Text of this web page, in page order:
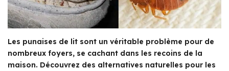
Les punaises de lit sont un véritable problème pour de
nombreux foyers, se cachant dans les recoins de la
maison. Découvrez des alternatives naturelles pour les